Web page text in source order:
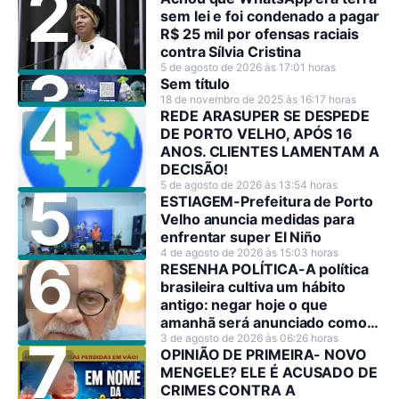
sem lei e foi condenado a pagar
R$ 25 mil por ofensas raciais
contra Sílvia Cristina
5 de agosto de 2026 às 17:01 horas
Sem título
18 de novembro de 2025 às 16:17 horas
REDE ARASUPER SE DESPEDE
DE PORTO VELHO, APÓS 16
ANOS. CLIENTES LAMENTAM A
DECISÃO!
5 de agosto de 2026 às 13:54 horas
ESTIAGEM-Prefeitura de Porto
Velho anuncia medidas para
enfrentar super El Niño
4 de agosto de 2026 às 15:03 horas
RESENHA POLÍTICA-A política
brasileira cultiva um hábito
antigo: negar hoje o que
amanhã será anunciado como
decisão estratégica.
3 de agosto de 2026 às 06:26 horas
OPINIÃO DE PRIMEIRA- NOVO
MENGELE? ELE É ACUSADO DE
CRIMES CONTRA A